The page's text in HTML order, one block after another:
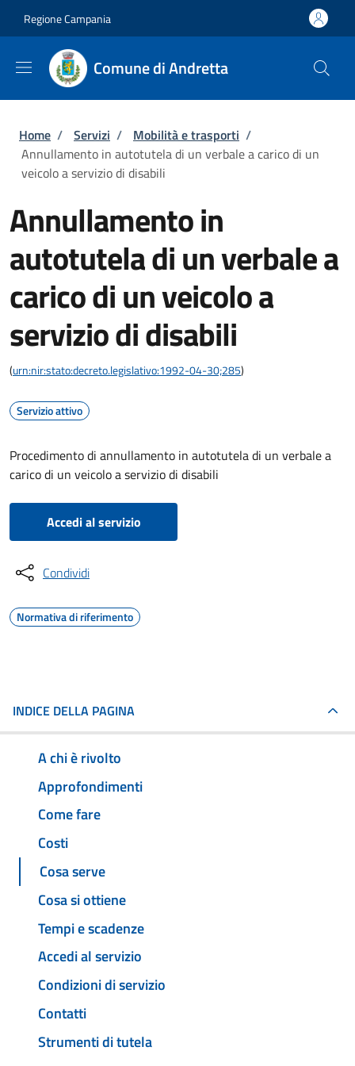
Regione Campania
Comune di Andretta
Briciole di pane
Home / Servizi / Mobilità e trasporti /
Annullamento in autotutela di un verbale a carico di un
veicolo a servizio di disabili
Annullamento in
autotutela di un verbale a
carico di un veicolo a
servizio di disabili
(urn:nir:stato:decreto.legislativo:1992-04-30;285)
Servizio attivo
Procedimento di annullamento in autotutela di un verbale a
carico di un veicolo a servizio di disabili
Accedi al servizio
Condividi
Normativa di riferimento
INDICE DELLA PAGINA
A chi è rivolto
Approfondimenti
Come fare
Costi
Cosa serve
Cosa si ottiene
Tempi e scadenze
Accedi al servizio
Condizioni di servizio
Contatti
Strumenti di tutela